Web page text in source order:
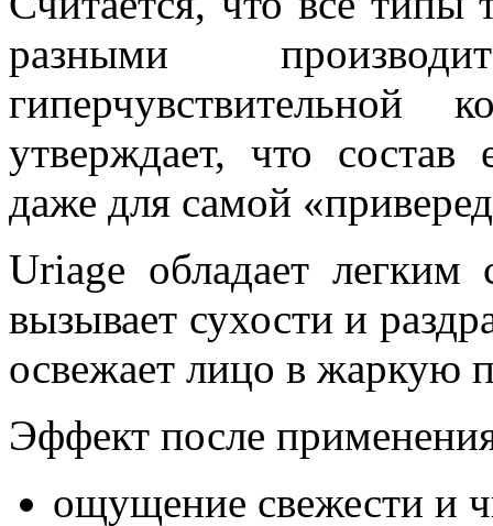
разными
утверждает, что
даже для самой
Uriage обладает
вызывает сухости и
освежает лицо в жаркую
Эффект после
ощущение свежести и